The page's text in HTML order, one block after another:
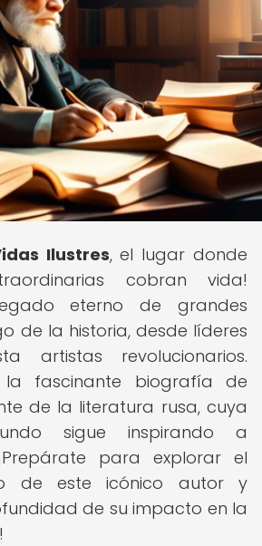
Ilustres, el lugar donde
cobran vida!
eterno de grandes
de la historia, desde líderes
artistas revolucionarios.
la fascinante biografía de
de la literatura rusa, cuya
sigue inspirando a
para explorar el
de este icónico autor y
de su impacto en la